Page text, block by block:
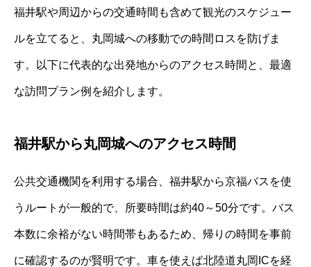
福井駅や周辺からの交通時間も含めて観光のスケジュー
ルを立てると、丸岡城への移動での時間ロスを防げま
す。以下に代表的な出発地からのアクセス時間と、最適
な訪問プラン例を紹介します。
福井駅から丸岡城へのアクセス時間
公共交通機関を利用する場合、福井駅から京福バスを使
うルートが一般的で、所要時間は約40～50分です。バス
本数に余裕がない時間帯もあるため、帰りの時間を事前
に確認するのが賢明です。車を使えば北陸道丸岡ICを経